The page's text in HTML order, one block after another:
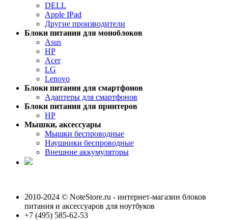
DELL
Apple IPad
Другие производители
Блоки питания для моноблоков
Asus
HP
Acer
LG
Lenovo
Блоки питания для смартфонов
Адаптеры для смартфонов
Блоки питания для принтеров
HP
Мышки, аксессуары
Мышки беспроводные
Наушники беспроводные
Внешние аккумуляторы
2010-2024 © NoteStore.ru - интернет-магазин блоков
питания и аксессуаров для ноутбуков
+7 (495) 585-62-53